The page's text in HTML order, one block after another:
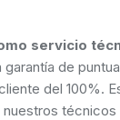
servicio
de
del 100%.